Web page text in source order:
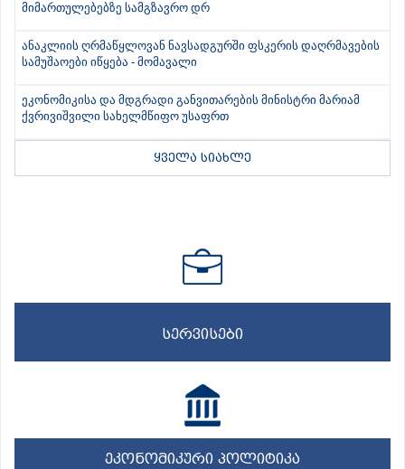
მიმართულებებზე სამგზავრო დრ
ანაკლიის ღრმაწყლოვან ნავსადგურში ფსკერის დაღრმავების
სამუშაოები იწყება - მომავალი
ეკონომიკისა და მდგრადი განვითარების მინისტრი მარიამ
ქვრივიშვილი სახელმწიფო უსაფრთ
ყველა სიახლე
სერვისები
ეკონომიკური პოლიტიკა